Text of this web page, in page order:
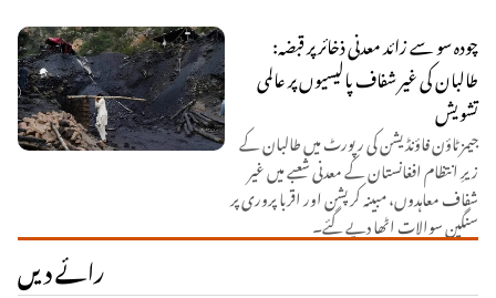
چودہ سو سے زائد معدنی ذخائر پر قبضہ:
طالبان کی غیر شفاف پالیسیوں پر عالمی
تشویش
جیمز ٹاؤن فاؤنڈیشن کی رپورٹ میں طالبان کے
زیرِ انتظام افغانستان کے معدنی شعبے میں غیر
شفاف معاہدوں، مبینہ کرپشن اور اقربا پروری پر
سنگین سوالات اٹھا دیے گئے۔
رائے دیں